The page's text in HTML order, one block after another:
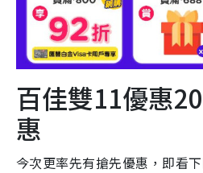
百佳雙11優惠
惠
今次更率先有搶先優惠，即看下